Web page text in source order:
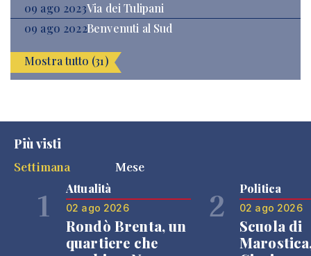
09 ago 2023Via dei Tulipani
09 ago 2022Benvenuti al Sud
Mostra tutto (31)
Più visti
Settimana
Mese
1 Attualità
02 ago 2026
Rondò Brenta, un
quartiere che
2 Politica
02 ago 2026
Scuola di